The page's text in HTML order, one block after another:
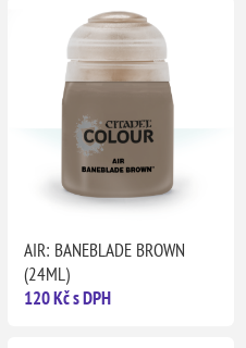
AIR: BANEBLADE BROWN
(24ML)
120 Kč s DPH